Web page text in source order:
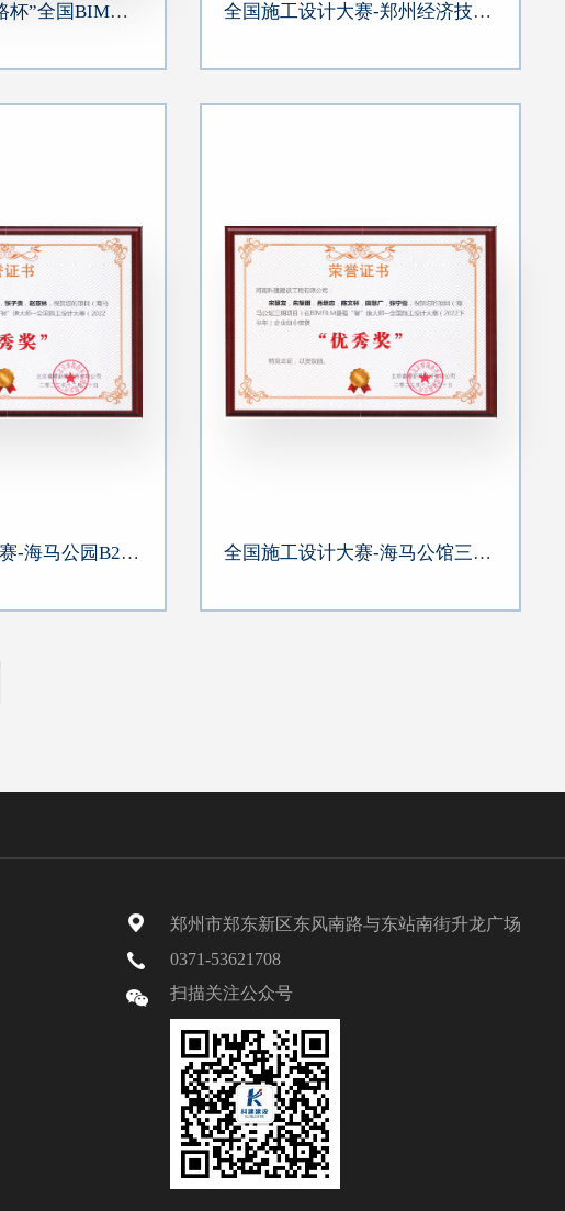
2023第六届“优路杯”全国BIM技术大赛-海马公馆三期项目 全国施工设计大赛-郑州经济技术开发区青年人才公寓项目工程施工第一标段项目
全国施工设计大赛-海马公园B2地块二期 全国施工设计大赛-海马公馆三期项目
郑州市郑东新区东风南路与东站南街升龙广场
0371-53621708
扫描关注公众号